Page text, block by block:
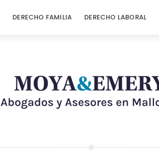
DERECHO FAMILIA DERECHO LABORAL